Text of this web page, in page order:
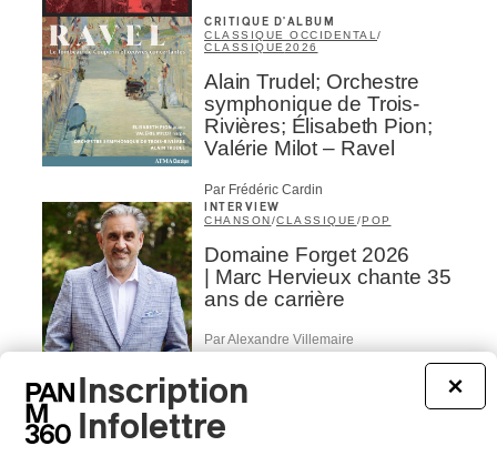
CRITIQUE D'ALBUM
CLASSIQUE OCCIDENTAL/
CLASSIQUE2026
Alain Trudel; Orchestre
symphonique de Trois-
Rivières; Élisabeth Pion;
Valérie Milot – Ravel
Par Frédéric Cardin
INTERVIEW
CHANSON/CLASSIQUE /POP
Domaine Forget 2026
| Marc Hervieux chante 35
ans de carrière
Par Alexandre Villemaire
MAORI TRADITIONAL MUSIC
Présence Autochtone I
Rei: décoloniser par le rap
×
Inscription
Infolettre